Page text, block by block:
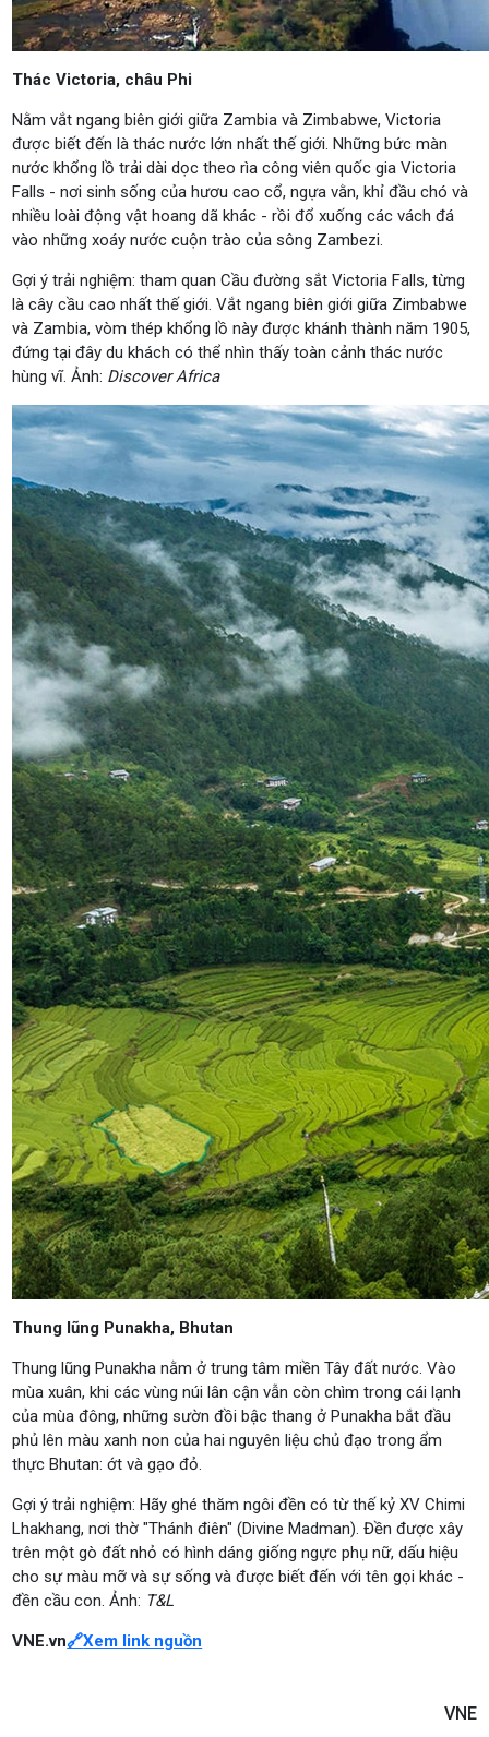
Thác Victoria, châu Phi
Nằm vắt ngang biên giới giữa Zambia và Zimbabwe, Victoria
được biết đến là thác nước lớn nhất thế giới. Những bức màn
nước khổng lồ trải dài dọc theo rìa công viên quốc gia Victoria
Falls - nơi sinh sống của hươu cao cổ, ngựa vằn, khỉ đầu chó và
nhiều loài động vật hoang dã khác - rồi đổ xuống các vách đá
vào những xoáy nước cuộn trào của sông Zambezi.
Gợi ý trải nghiệm: tham quan Cầu đường sắt Victoria Falls, từng
là cây cầu cao nhất thế giới. Vắt ngang biên giới giữa Zimbabwe
và Zambia, vòm thép khổng lồ này được khánh thành năm 1905,
đứng tại đây du khách có thể nhìn thấy toàn cảnh thác nước
hùng vĩ. Ảnh: Discover Africa
Thung lũng Punakha, Bhutan
Thung lũng Punakha nằm ở trung tâm miền Tây đất nước. Vào
mùa xuân, khi các vùng núi lân cận vẫn còn chìm trong cái lạnh
của mùa đông, những sườn đồi bậc thang ở Punakha bắt đầu
phủ lên màu xanh non của hai nguyên liệu chủ đạo trong ẩm
thực Bhutan: ớt và gạo đỏ.
Gợi ý trải nghiệm: Hãy ghé thăm ngôi đền có từ thế kỷ XV Chimi
Lhakhang, nơi thờ "Thánh điên" (Divine Madman). Đền được xây
trên một gò đất nhỏ có hình dáng giống ngực phụ nữ, dấu hiệu
cho sự màu mỡ và sự sống và được biết đến với tên gọi khác -
đền cầu con. Ảnh: T&L
VNE.vn🔗Xem link nguồn
VNE